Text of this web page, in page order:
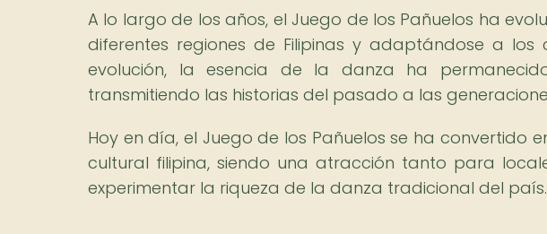
A lo largo de los años, el Juego de los Pañuelos ha
diferentes regiones de Filipinas y adaptándose a
evolución, la esencia de la danza ha
transmitiendo las historias del pasado a las
Hoy en día, el Juego de los Pañuelos se ha convertido
cultural filipina, siendo una atracción tanto para
experimentar la riqueza de la danza tradicional del país.